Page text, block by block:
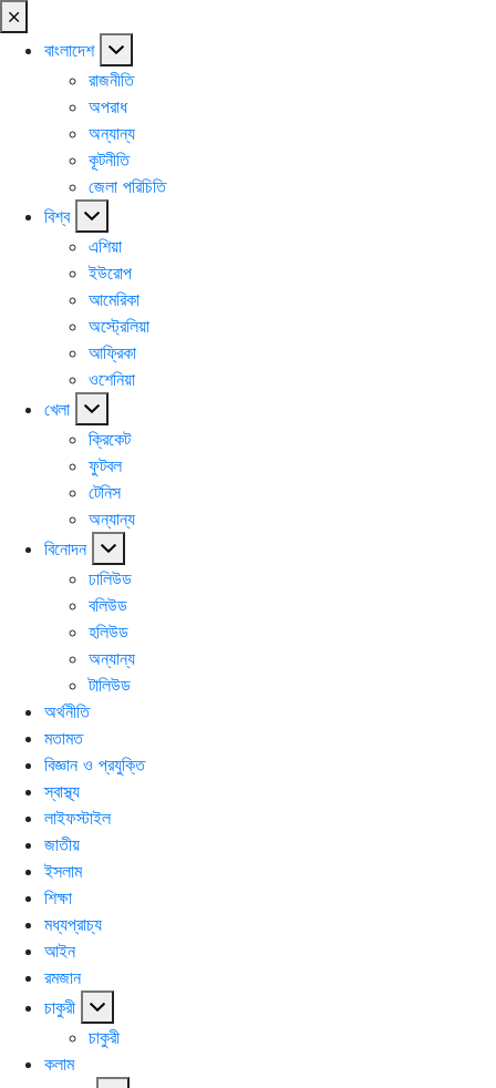
বাংলাদেশ
রাজনীতি
অপরাধ
অন্যান্য
কূটনীতি
জেলা পরিচিতি
বিশ্ব
এশিয়া
ইউরোপ
আমেরিকা
অস্ট্রেলিয়া
আফ্রিকা
ওশেনিয়া
খেলা
ক্রিকেট
ফুটবল
টেনিস
অন্যান্য
বিনোদন
ঢালিউড
বলিউড
হলিউড
অন্যান্য
টালিউড
অর্থনীতি
মতামত
বিজ্ঞান ও প্রযুক্তি
স্বাস্থ্য
লাইফস্টাইল
জাতীয়
ইসলাম
শিক্ষা
মধ্যপ্রাচ্য
আইন
রমজান
চাকুরী
চাকুরী
কলাম